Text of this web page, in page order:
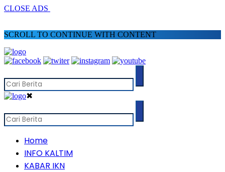
CLOSE ADS
SCROLL TO CONTINUE WITH CONTENT
✖
Home
INFO KALTIM
KABAR IKN